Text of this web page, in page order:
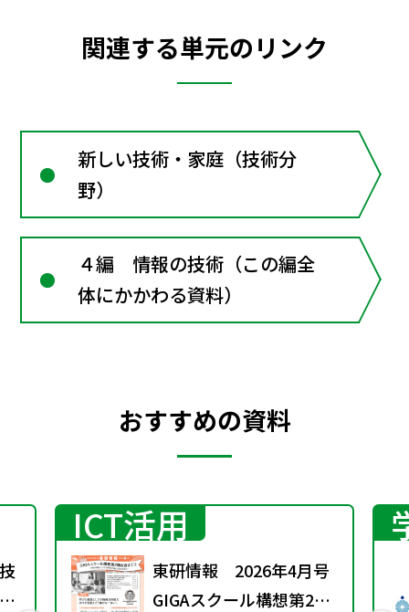
関連する単元のリンク
新しい技術・家庭（技術分
野）
４編 情報の技術（この編全
体にかかわる資料）
おすすめの資料
ICT活用
東研情報 2026年4月号
GIGAスクール構想第2期